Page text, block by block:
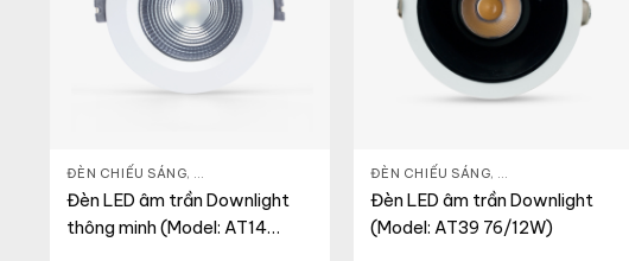
ĐÈN CHIẾU SÁNG, THIẾT BỊ CHIẾU SÁNG
Đèn LED âm trần Downlight
thông minh (Model: AT14
ĐÈN CHIẾU SÁNG,
Đèn LED âm trần Downlight
(Model: AT39 76/12W)
THIẾT BỊ CHIẾU SÁNG